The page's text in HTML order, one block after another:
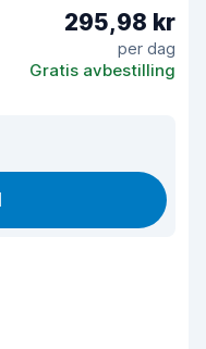
295,98 kr
per dag
Gratis avbestilling